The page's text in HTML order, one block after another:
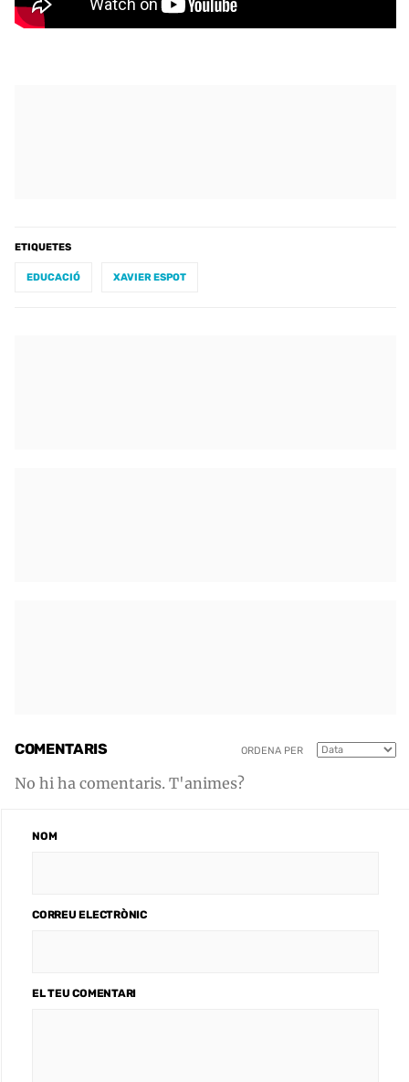
ETIQUETES
EDUCACIÓ XAVIER ESPOT
COMENTARIS ORDENA PER
No hi ha comentaris. T'animes?
NOM
CORREU ELECTRÒNIC
EL TEU COMENTARI